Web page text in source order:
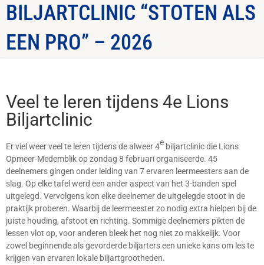
BILJARTCLINIC “STOTEN ALS
EEN PRO” – 2026
Veel te leren tijdens 4e Lions
Biljartclinic
Er viel weer veel te leren tijdens de alweer 4e biljartclinic die Lions
Opmeer-Medemblik op zondag 8 februari organiseerde. 45
deelnemers gingen onder leiding van 7 ervaren leermeesters aan de
slag. Op elke tafel werd een ander aspect van het 3-banden spel
uitgelegd. Vervolgens kon elke deelnemer de uitgelegde stoot in de
praktijk proberen. Waarbij de leermeester zo nodig extra hielpen bij de
juiste houding, afstoot en richting. Sommige deelnemers pikten de
lessen vlot op, voor anderen bleek het nog niet zo makkelijk. Voor
zowel beginnende als gevorderde biljarters een unieke kans om les te
krijgen van ervaren lokale biljartgrootheden.